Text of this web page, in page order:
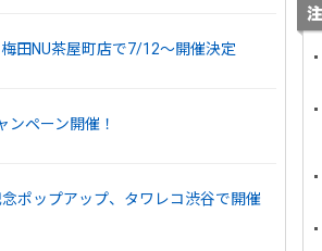
田NU茶屋町店で7/12～開催決定
ンペーン開催！
ポップアップ、タワレコ渋谷で開催